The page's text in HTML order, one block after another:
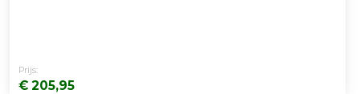
Prijs:
€ 205,95